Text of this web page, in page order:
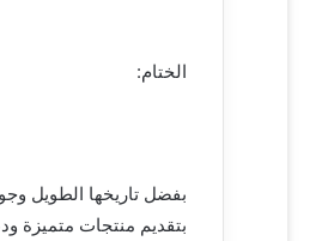
الختام:
بفضل تاريخها الطويل
بتقديم منتجات متميزة